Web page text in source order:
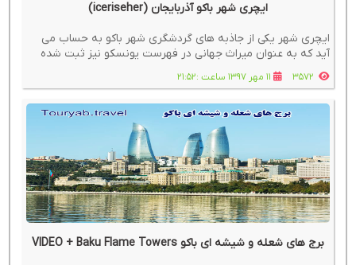
ایچری شهر باکو آذربایجان (iceriseher)
ایچری شهر یکی از جاذبه های گردشگری شهر باکو به حساب می
آید که به عنوان میراث جهانی در فهرست یونسکو نیز ثبت شده
است.
3572 11 مهر 1397 ساعت :21:52
برج های شعله و شیشه ای باکو VIDEO + Baku Flame Towers